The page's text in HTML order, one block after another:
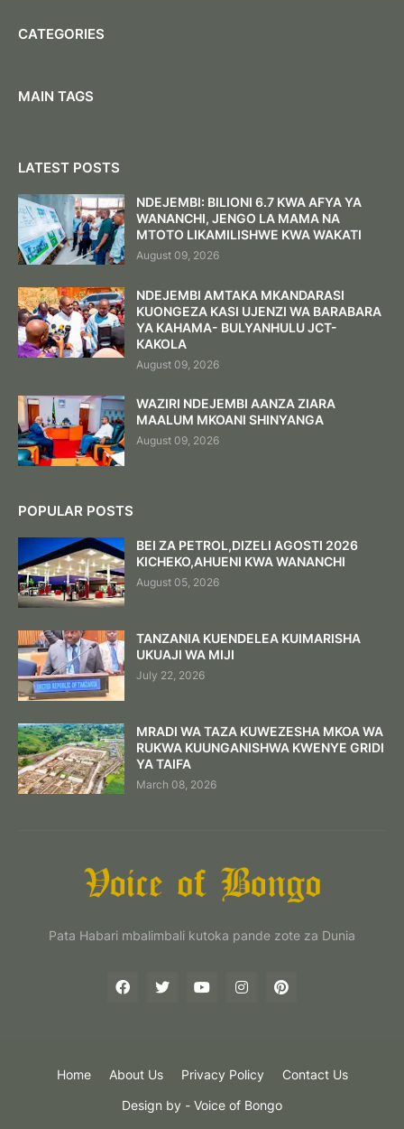
CATEGORIES
MAIN TAGS
LATEST POSTS
NDEJEMBI: BILIONI 6.7 KWA AFYA YA
WANANCHI, JENGO LA MAMA NA
MTOTO LIKAMILISHWE KWA WAKATI
August 09, 2026
NDEJEMBI AMTAKA MKANDARASI
KUONGEZA KASI UJENZI WA BARABARA
YA KAHAMA- BULYANHULU JCT-
KAKOLA
August 09, 2026
WAZIRI NDEJEMBI AANZA ZIARA
MAALUM MKOANI SHINYANGA
August 09, 2026
POPULAR POSTS
BEI ZA PETROL,DIZELI AGOSTI 2026
KICHEKO,AHUENI KWA WANANCHI
August 05, 2026
TANZANIA KUENDELEA KUIMARISHA
UKUAJI WA MIJI
July 22, 2026
MRADI WA TAZA KUWEZESHA MKOA WA
RUKWA KUUNGANISHWA KWENYE GRIDI
YA TAIFA
March 08, 2026
Pata Habari mbalimbali kutoka pande zote za Dunia
Design by - Voice of Bongo
Home About Us Privacy Policy Contact Us